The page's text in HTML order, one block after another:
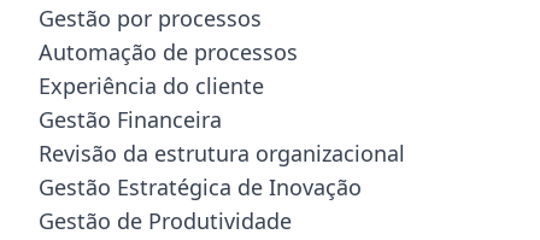
Gestão por processos
Automação de processos
Experiência do cliente
Gestão Financeira
Revisão da estrutura organizacional
Gestão Estratégica de Inovação
Gestão de Produtividade